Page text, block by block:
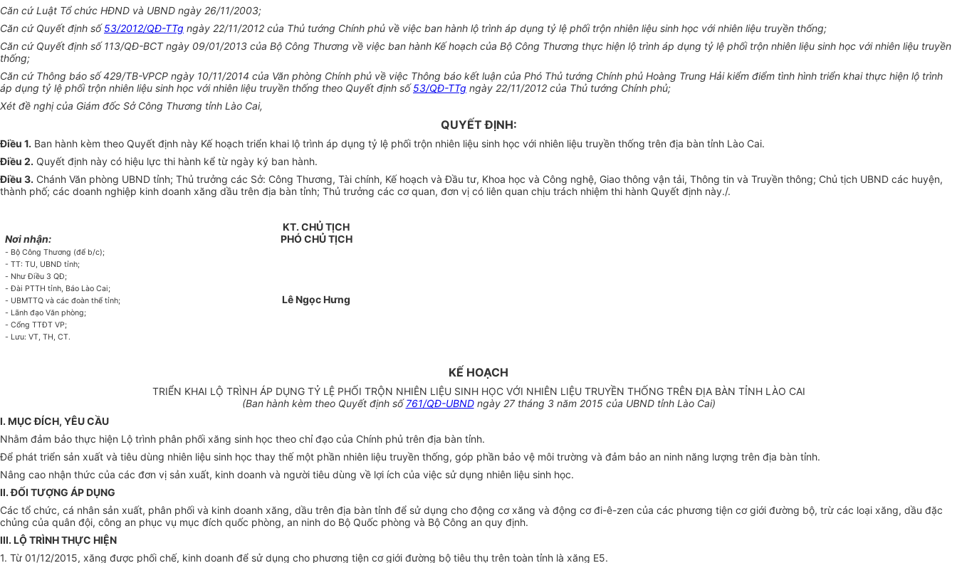
Căn cứ Luật Tổ chức HĐND và UBND ngày 26/11/2003;
Căn cứ Quyết định số53/2012/QĐ-TTg ngày 22/11/2012 của Thủ tướng Chính phủ về việc ban hành lộ trình áp dụng tỷ lệ phối trộn nhiên liệu sinh học với nhiên liệu truyền thống;
Căn cứ Quyết định số 113/QĐ-BCT ngày 09/01/2013 của Bộ Công Thương về việc ban hành Kế hoạch của Bộ Công Thương thực hiện lộ trình áp dụng tỷ lệ phối trộn nhiên liệu sinh học với nhiên liệu truyền
thống;
Căn cứ Thông báo số 429/TB-VPCP ngày 10/11/2014 của Văn phòng Chính phủ về việc Thông báo kết luận của Phó Thủ tướng Chính phủ Hoàng Trung Hải kiểm điểm tình hình triển khai thực hiện lộ trình
áp dụng tỷ lệ phối trộn nhiên liệu sinh học với nhiên liệu truyền thống theo Quyết định số53/QĐ-TTg ngày 22/11/2012 của Thủ tướng Chính phủ;
Xét đề nghị của Giám đốc Sở Công Thương tỉnh Lào Cai,
QUYẾT ĐỊNH:
Điều 1. Ban hành kèm theo Quyết định này Kế hoạch triển khai lộ trình áp dụng tỷ lệ phối trộn nhiên liệu sinh học với nhiên liệu truyền thống trên địa bàn tỉnh Lào Cai.
Điều 2. Quyết định này có hiệu lực thi hành kể từ ngày ký ban hành.
Điều 3. Chánh Văn phòng UBND tỉnh; Thủ trưởng các Sở: Công Thương, Tài chính, Kế hoạch và Đầu tư, Khoa học và Công nghệ, Giao thông vận tải, Thông tin và Truyền thông; Chủ tịch UBND các huyện,
thành phố; các doanh nghiệp kinh doanh xăng dầu trên địa bàn tỉnh; Thủ trưởng các cơ quan, đơn vị có liên quan chịu trách nhiệm thi hành Quyết định này./.
Nơi nhận:
- Bộ Công Thương (để b/c);
- TT: TU, UBND tỉnh;
- Như Điều 3 QĐ;
-Đài PTTH tỉnh, Báo Lào Cai;
- UBMTTQ và các đoàn thể tỉnh;
- Lãnh đạoVăn phòng;
-Cổng TTĐTVP;
- Lưu: VT, TH, CT.
KT. CHỦ TỊCH
PHÓCHỦ TỊCH
Lê Ngọc Hưng
KẾ HOẠCH
TRIỂN KHAI LỘ TRÌNH ÁP DỤNG TỶ LỆ PHỐI TRỘN NHIÊN LIỆU SINH HỌC VỚI NHIÊN LIỆU TRUYỀN THỐNG TRÊN ĐỊA BÀN TỈNH LÀO CAI
(Ban hành kèm theo Quyết định số761/QĐ-UBNDngày 27 tháng 3 năm 2015 của UBND tỉnh Lào Cai)
I. MỤC ĐÍCH, YÊU CẦU
Nhằm đảm bảo thực hiện Lộ trình phân phối xăng sinh học theo chỉ đạo của Chính phủ trên địa bàn tỉnh.
Để phát triển sản xuất và tiêu dùng nhiên liệu sinh học thay thế một phần nhiên liệu truyền thống, góp phần bảo vệ môi trường và đảm bảo an ninh năng lượng trên địa bàn tỉnh.
Nâng cao nhận thức của các đơn vị sản xuất, kinh doanh và người tiêu dùng về lợi ích của việc sử dụng nhiên liệu sinh học.
II. ĐỐI TƯỢNG ÁP DỤNG
Các tổ chức, cá nhân sản xuất, phân phối và kinh doanh xăng, dầu trên địa bàn tỉnh để sử dụng cho động cơ xăng và động cơ đi-ê-zen của các phương tiện cơ giới đường bộ, trừ các loại xăng, dầu đặc
chủng của quân đội, công an phục vụ mục đích quốc phòng, an ninh do Bộ Quốc phòng và Bộ Công an quy định.
III. LỘ TRÌNH THỰC HIỆN
1. Từ 01/12/2015, xăng được phối chế, kinh doanh để sử dụng cho phương tiện cơ giới đường bộ tiêu thụ trên toàn tỉnh là xăng E5.